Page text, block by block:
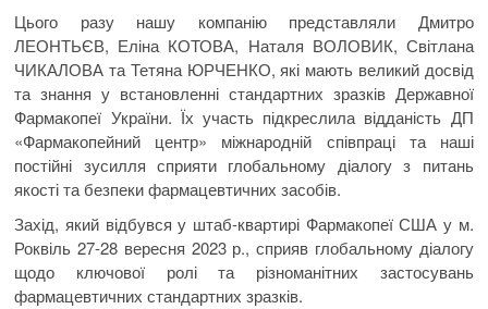
Цього разу нашу компанію представляли Дмитро
ЛЕОНТЬЄВ, Еліна КОТОВА, Наталя ВОЛОВИК, Світлана
ЧИКАЛОВА та Тетяна ЮРЧЕНКО, які мають великий досвід
та знання у встановленні стандартних зразків Державної
Фармакопеї України. Їх участь підкреслила відданість ДП
«Фармакопейний центр» міжнародній співпраці та наші
постійні зусилля сприяти глобальному діалогу з питань
якості та безпеки фармацевтичних засобів.
Захід, який відбувся у штаб-квартирі Фармакопеї США у м.
Роквіль 27-28 вересня 2023 р., сприяв глобальному діалогу
щодо ключової ролі та різноманітних застосувань
фармацевтичних стандартних зразків.